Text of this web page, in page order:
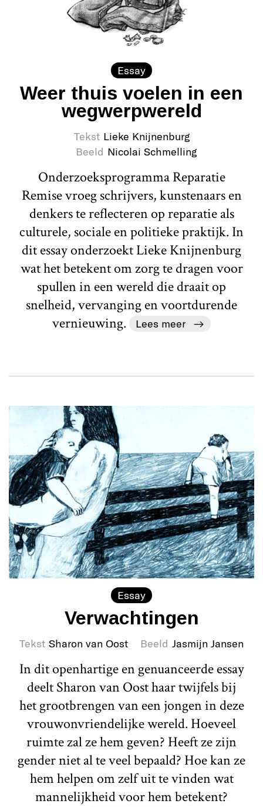
Essay
Weer thuis voelen in een
wegwerpwereld
Tekst Lieke Knijnenburg
Beeld Nicolai Schmelling
Onderzoeksprogramma Reparatie
Remise vroeg schrijvers, kunstenaars en
denkers te reflecteren op reparatie als
culturele, sociale en politieke praktijk. In
dit essay onderzoekt Lieke Knijnenburg
wat het betekent om zorg te dragen voor
spullen in een wereld die draait op
snelheid, vervanging en voortdurende
vernieuwing.
Lees meer
Essay
Verwachtingen
Tekst Sharon van Oost Beeld Jasmijn Jansen
In dit openhartige en genuanceerde essay
deelt Sharon van Oost haar twijfels bij
het grootbrengen van een jongen in deze
vrouwonvriendelijke wereld. Hoeveel
ruimte zal ze hem geven? Heeft ze zijn
gender niet al te veel bepaald? Hoe kan ze
hem helpen om zelf uit te vinden wat
mannelijkheid voor hem betekent?